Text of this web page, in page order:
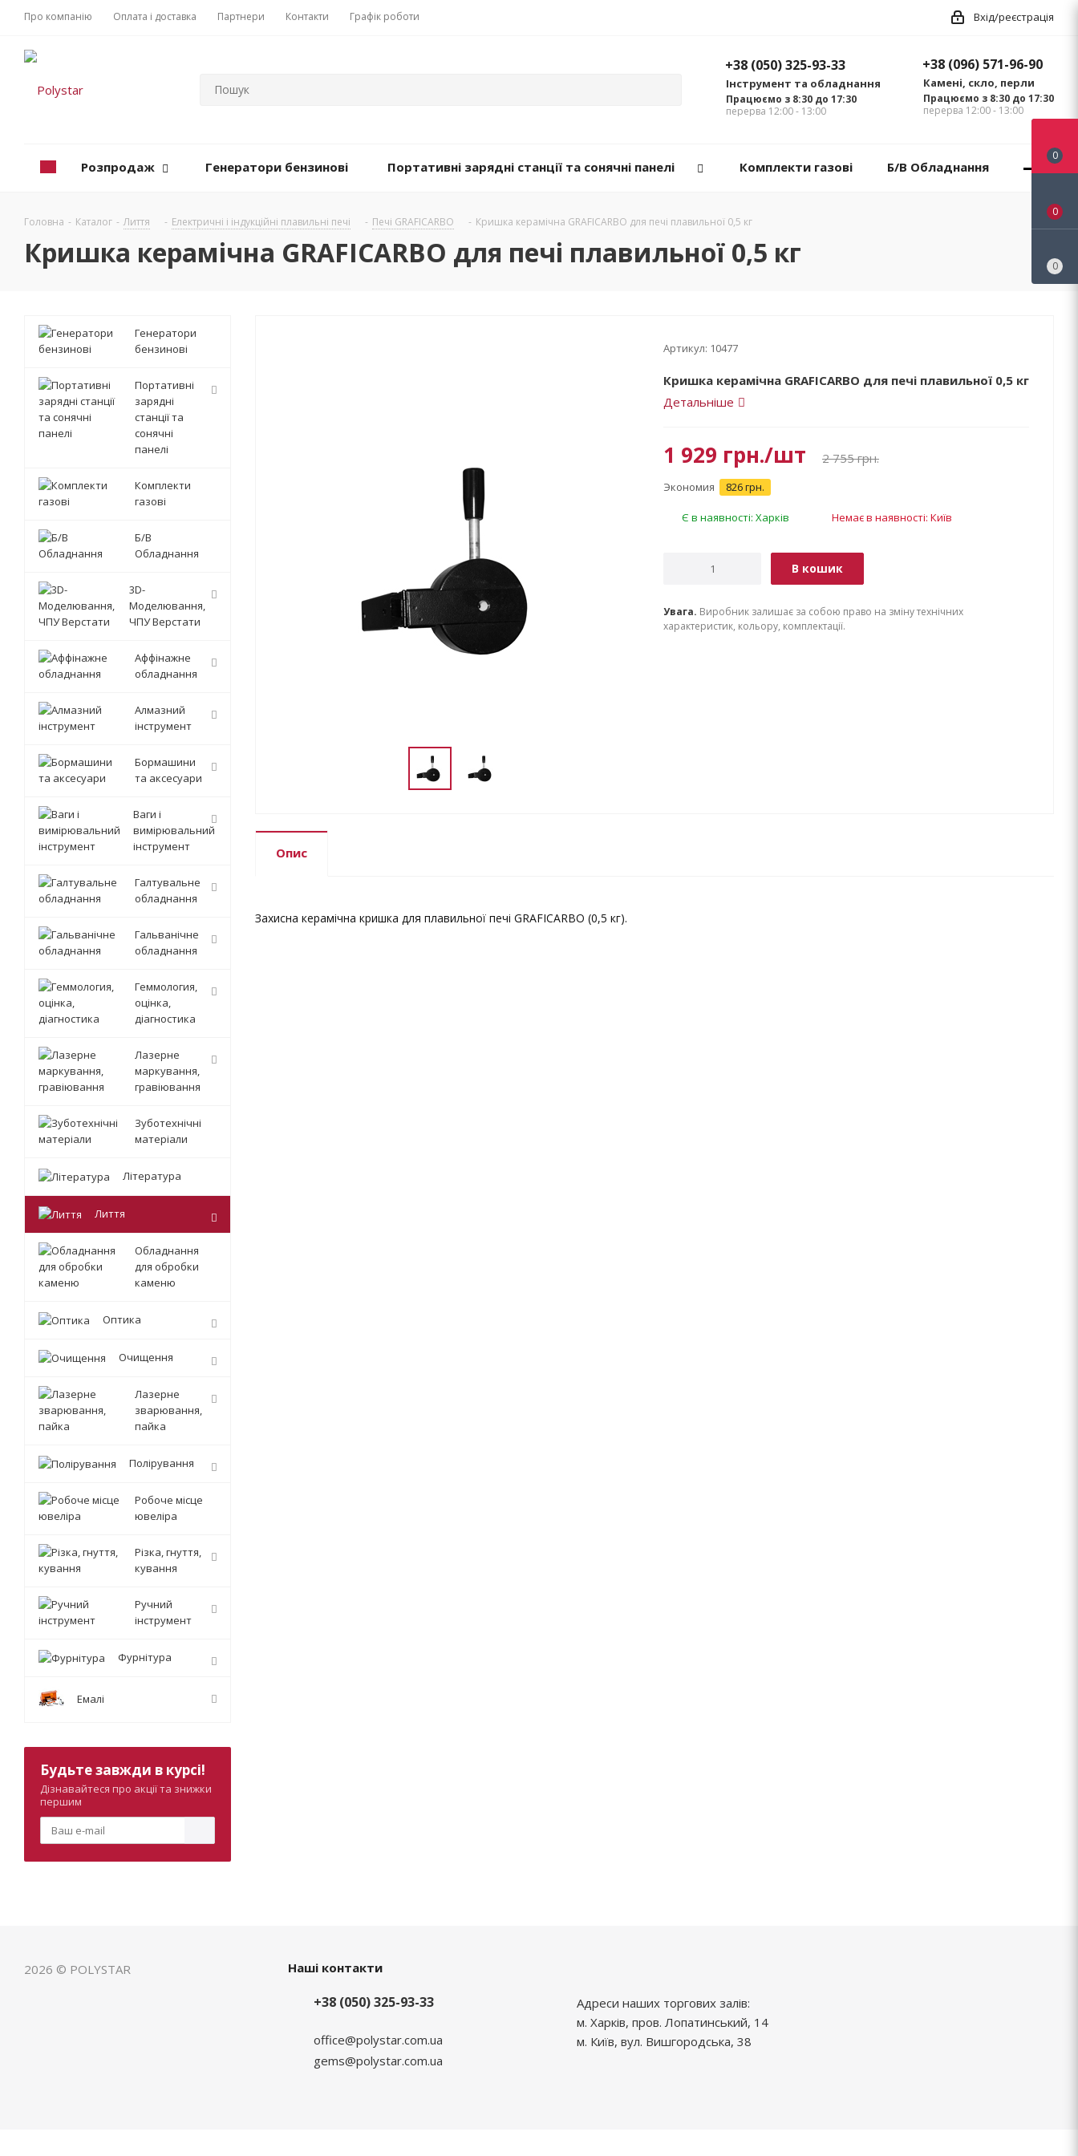
Про компанію Оплата і доставка Партнери Контакти Графік роботи Вхід/реєстрація
+38 (096) 571-96-90
Камені, скло, перли
Працюємо з 8:30 до 17:30
перерва 12:00 - 13:00
+38 (050) 325-93-33
Інструмент та обладнання
Працюємо з 8:30 до 17:30
перерва 12:00 - 13:00
Розпродаж Генератори бензинові Портативні зарядні станції та сонячні панелі Комплекти газові Б/В Обладнання
Головна - Каталог - Лиття - Електричні і індукційні плавильні печі - Печі GRAFICARBO - Кришка керамічна GRAFICARBO для печі плавильної 0,5 кг
Кришка керамічна GRAFICARBO для печі плавильної 0,5 кг
Артикул: 10477
Кришка керамічна GRAFICARBO для печі плавильної 0,5 кг
Детальніше
1 929 грн./шт 2 755грн.
Экономия 826 грн.
Є в наявності: Харків Немає в наявності: Київ
В кошик
Увага. Виробник залишає за собою право на зміну технічних
характеристик, кольору, комплектації.
Опис
Захисна керамічна кришка для плавильної печі GRAFICARBO (0,5 кг).
Генератори
бензинові
Портативні
зарядні
станції та
сонячні
панелі
Комплекти
газові
Б/В
Обладнання
3D-
Моделювання,
ЧПУ Верстати
Аффінажне
обладнання
Алмазний
інструмент
Бормашини
та аксесуари
Ваги і
вимірювальний
інструмент
Галтувальне
обладнання
Гальванічне
обладнання
Геммология,
оцінка,
діагностика
Лазерне
маркування,
гравіювання
Зуботехнічні
матеріали
Література
Лиття
Обладнання
для обробки
каменю
Оптика
Очищення
Лазерне
зварювання,
пайка
Полірування
Робоче місце
ювеліра
Різка, гнуття,
кування
Ручний
інструмент
Фурнітура
Емалі
Будьте завжди в курсі!
Дізнавайтеся про акції та знижки
першим
2026 © POLYSTAR Наші контакти
+38 (050) 325-93-33
office@polystar.com.ua
gems@polystar.com.ua
Адреси наших торгових залів:
м. Харків, пров. Лопатинський, 14
м. Київ, вул. Вишгородська, 38
0
0
0